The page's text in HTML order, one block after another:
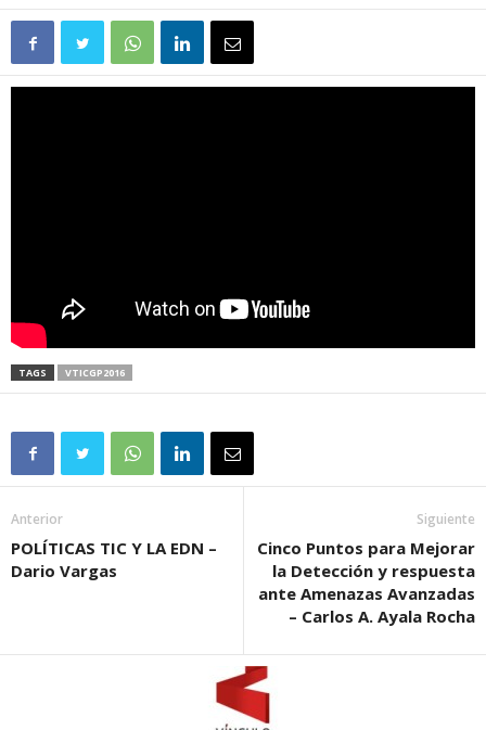
TAGS VTICGP2016
Anterior
POLÍTICAS TIC Y LA EDN –
Dario Vargas
Siguiente
Cinco Puntos para Mejorar
la Detección y respuesta
ante Amenazas Avanzadas
– Carlos A. Ayala Rocha